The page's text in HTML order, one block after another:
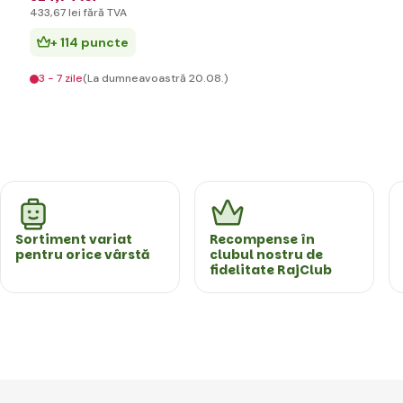
433,67 lei fără TVA
+ 114 puncte
3 - 7 zile(La dumneavoastră 20.08.)
Sortiment variat
pentru orice vârstă
Recompense în
clubul nostru de
fidelitate RajClub